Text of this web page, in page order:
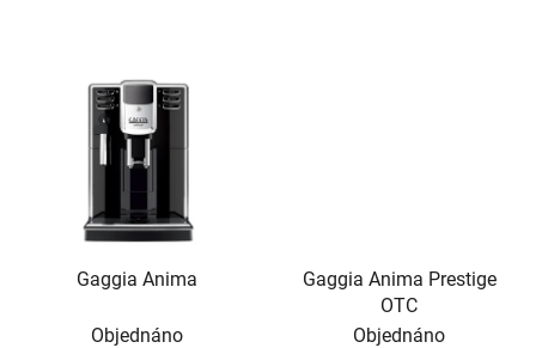
Gaggia Anima
Objednáno
Gaggia Anima Prestige
OTC
Objednáno